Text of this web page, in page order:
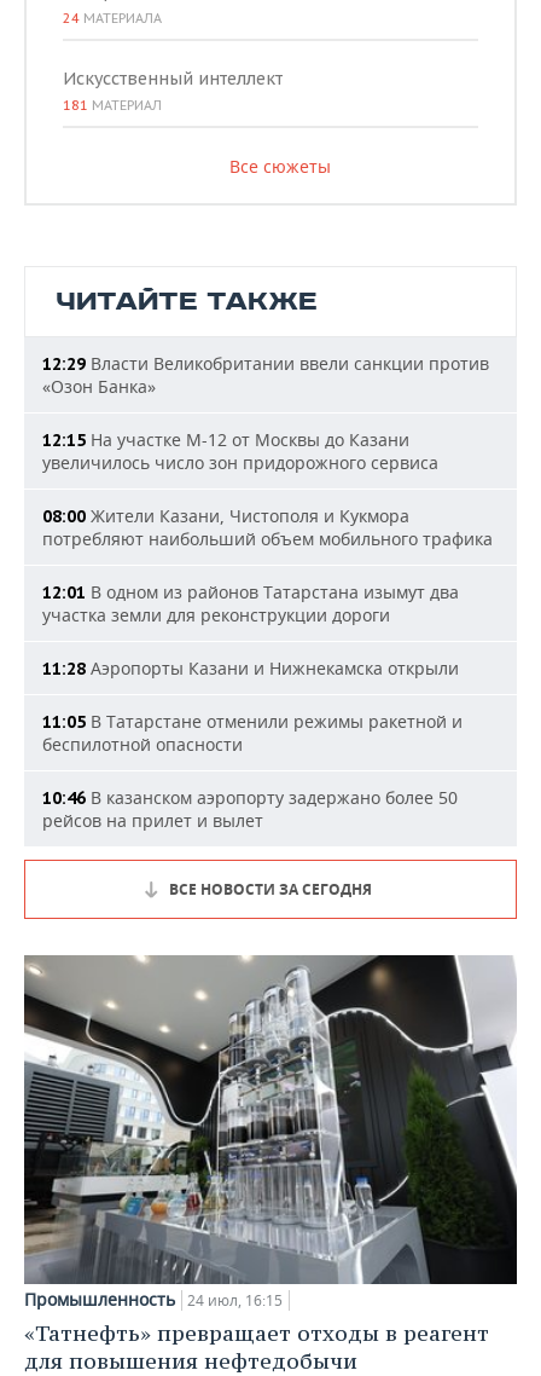
24 МАТЕРИАЛА
Искусственный интеллект
181 МАТЕРИАЛ
Все сюжеты
ЧИТАЙТЕ ТАКЖЕ
12:29 Власти Великобритании ввели санкции против
«Озон Банка»
12:15 На участке М-12 от Москвы до Казани
увеличилось число зон придорожного сервиса
08:00 Жители Казани, Чистополя и Кукмора
потребляют наибольший объем мобильного трафика
12:01 В одном из районов Татарстана изымут два
участка земли для реконструкции дороги
11:28 Аэропорты Казани и Нижнекамска открыли
11:05 В Татарстане отменили режимы ракетной и
беспилотной опасности
10:46 В казанском аэропорту задержано более 50
рейсов на прилет и вылет
ВСЕ НОВОСТИ ЗА СЕГОДНЯ
Промышленность 24 июл, 16:15
«Татнефть» превращает отходы в реагент
для повышения нефтедобычи